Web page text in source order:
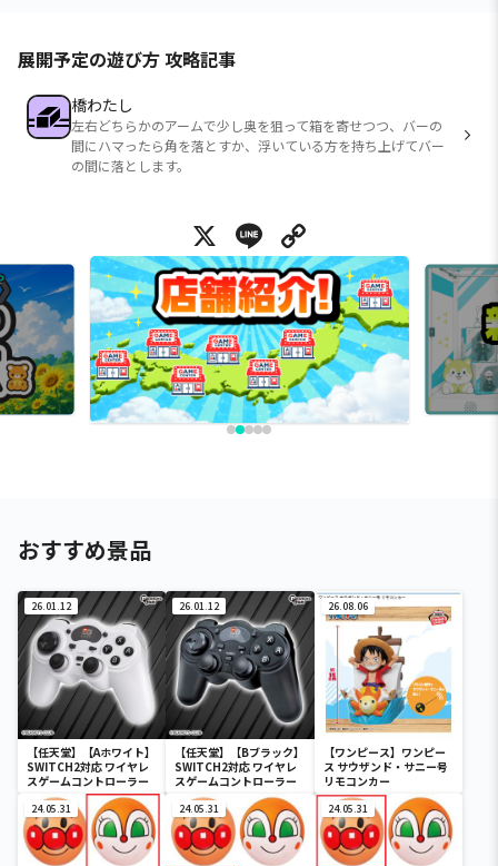
展開予定の遊び方 攻略記事
橋わたし
左右どちらかのアームで少し奥を狙って箱を寄せつつ、バーの
間にハマったら角を落とすか、浮いている方を持ち上げてバー
の間に落とします。
X Line
おすすめ景品
26.01.12
【任天堂】【Aホワイト】
SWITCH2対応 ワイヤレ
スゲームコントローラー
26.01.12
【任天堂】【Bブラック】
SWITCH2対応 ワイヤレ
スゲームコントローラー
26.08.06
【ワンピース】ワンピー
ス サウザンド・サニー号
リモコンカー
24.05.31 24.05.31 24.05.31